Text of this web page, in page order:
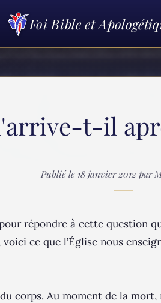
Foi Bible et
t-il
Publié le 18 janvier 2012 par
répondre à cette question
ce que l’Église nous
corps. Au moment de la